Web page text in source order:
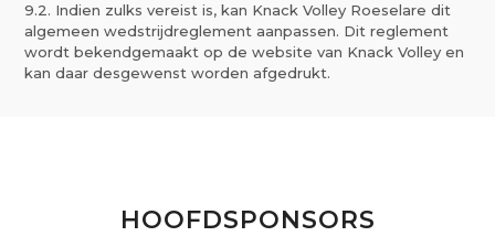
9.2. Indien zulks vereist is, kan Knack Volley Roeselare dit
algemeen wedstrijdreglement aanpassen. Dit reglement
wordt bekendgemaakt op de website van Knack Volley en
kan daar desgewenst worden afgedrukt.
HOOFDSPONSORS